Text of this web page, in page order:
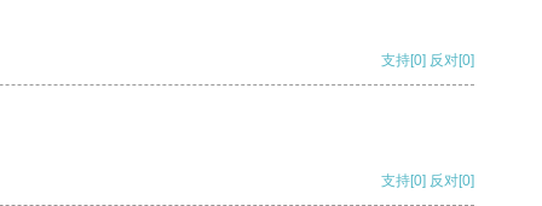
支持[0] 反对[0]
支持[0] 反对[0]